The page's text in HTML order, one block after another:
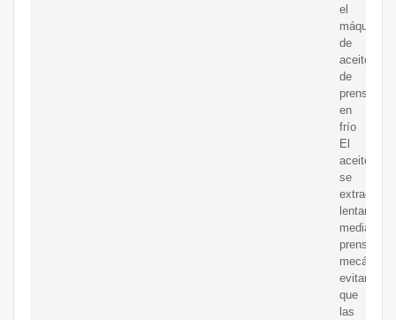
el
máquina
de
aceite
de
prensa
en
frío
El
aceite
se
extrae
lentamente
mediante
prensado
mecánico,
evitando
que
las